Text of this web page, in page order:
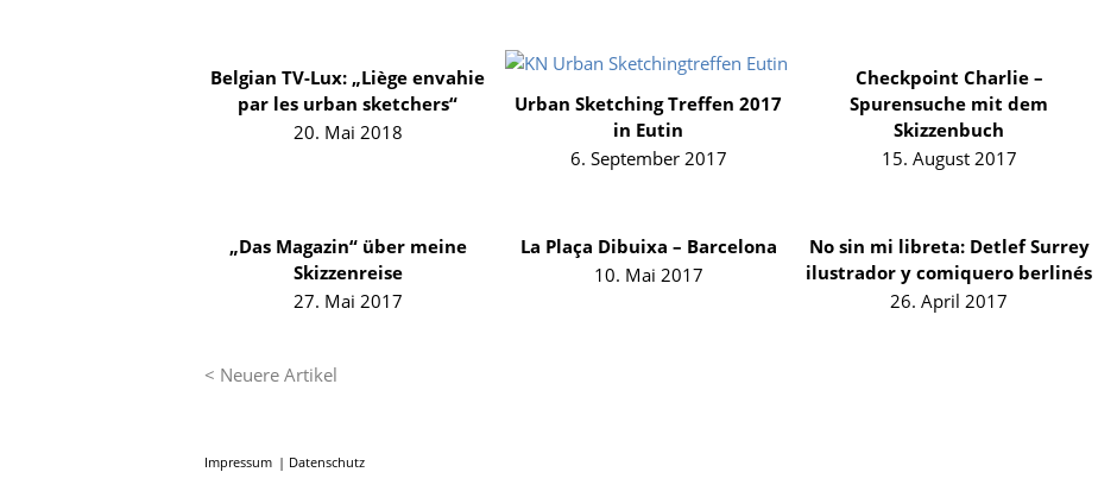
Belgian TV-Lux: „Liège envahie
par les urban sketchers“
20. Mai 2018
Urban Sketching Treffen 2017
in Eutin
6. September 2017
Checkpoint Charlie –
Spurensuche mit dem
Skizzenbuch
15. August 2017
„Das Magazin“ über meine
Skizzenreise
27. Mai 2017
La Plaça Dibuixa – Barcelona
10. Mai 2017
No sin mi libreta: Detlef Surrey
ilustrador y comiquero berlinés
26. April 2017
< Neuere Artikel
Impressum Datenschutz